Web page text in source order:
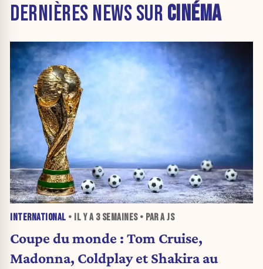
DERNIÈRES NEWS SUR CINÉMA
INTERNATIONAL • IL Y A 3 SEMAINES• PAR A JS
Coupe du monde : Tom Cruise,
Madonna, Coldplay et Shakira au